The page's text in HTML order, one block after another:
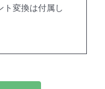
ト変換は付属し